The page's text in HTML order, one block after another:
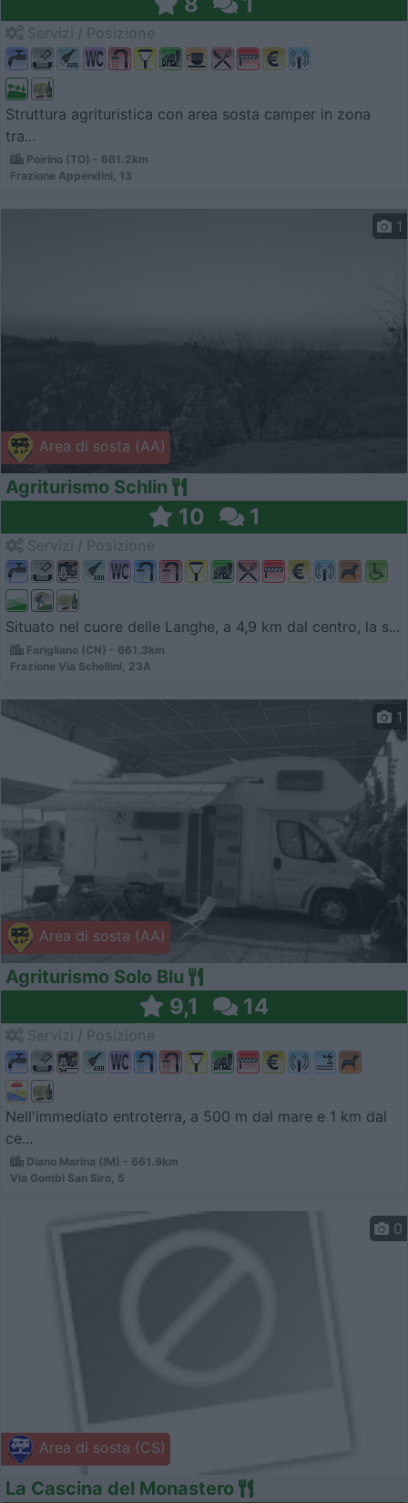
Struttura agrituristica con area sosta camper in zona
tra...
Poirino (TO) - 661.2km
Frazione Appendini, 13
Area di sosta (AA)
1
Agriturismo Schlin
10 1
Situato nel cuore delle Langhe, a 4,9 km dal centro, la s...
Farigliano (CN) - 661.3km
Frazione Via Schellini, 23A
Area di sosta (AA)
1
Agriturismo Solo Blu
9,1 14
Nell'immediato entroterra, a 500 m dal mare e 1 km dal
ce...
Diano Marina (IM) - 661.9km
Via Gombi San Siro, 5
Area di sosta (CS)
0
La Cascina del Monastero